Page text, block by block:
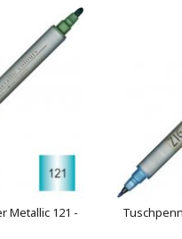
Metallic 121 -